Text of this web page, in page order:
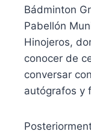
Bádminton
Pabellón
Hinojeros,
conocer de
conversar
autógrafos y